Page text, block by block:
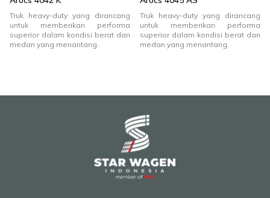
Truk heavy-duty yang dirancang
untuk memberikan performa
superior dalam kondisi berat dan
medan yang menantang.
Truk heavy-duty yang dirancang
untuk memberikan performa
superior dalam kondisi berat dan
medan yang menantang.